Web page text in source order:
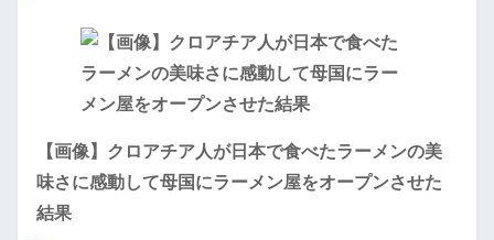
【画像】クロアチア人が日本で食べたラーメンの美
味さに感動して母国にラーメン屋をオープンさせた
結果